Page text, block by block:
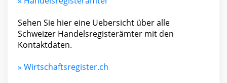
Sehen Sie hier eine Uebersicht über alle
Schweizer Handelsregisterämter mit den
Kontaktdaten.
» Wirtschaftsregister.ch